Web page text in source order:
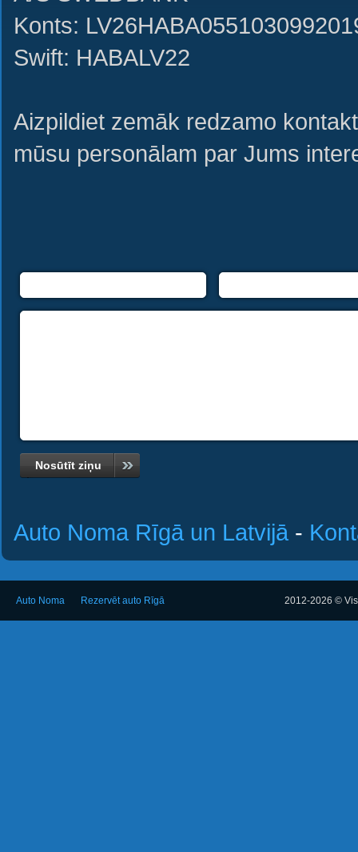
Konts:
Swift: HABALV22
Aizpildiet zemāk redzamo
mūsu personālam par Jums
Nosūtīt ziņu
Auto Noma Rīgā un Latvijā -
Auto Noma Rezervēt auto Rīgā 2012-2026 ©